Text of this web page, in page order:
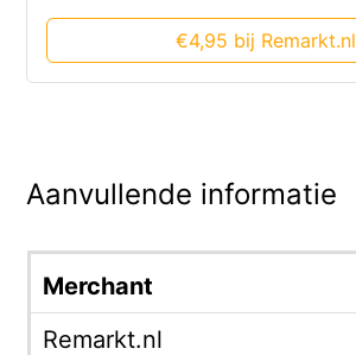
€4,95 bij Remarkt.nl
Aanvullende informatie
Merchant
Remarkt.nl